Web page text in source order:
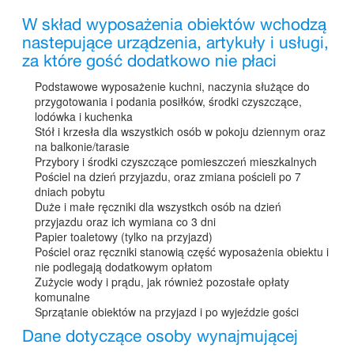
W skład wyposażenia obiektów wchodzą
nastepujące urządzenia, artykuły i usługi,
za które gość dodatkowo nie płaci
Podstawowe wyposażenie kuchni, naczynia służące do
przygotowania i podania posiłków, środki czyszczące,
lodówka i kuchenka
Stół i krzesła dla wszystkich osób w pokoju dziennym oraz
na balkonie/tarasie
Przybory i środki czyszczące pomieszczeń mieszkalnych
Pościel na dzień przyjazdu, oraz zmiana pościeli po 7
dniach pobytu
Duże i małe ręczniki dla wszystkch osób na dzień
przyjazdu oraz ich wymiana co 3 dni
Papier toaletowy (tylko na przyjazd)
Pościel oraz ręczniki stanowią część wyposażenia obiektu i
nie podlegają dodatkowym opłatom
Zużycie wody i prądu, jak również pozostałe opłaty
komunalne
Sprzątanie obiektów na przyjazd i po wyjeździe gości
Dane dotyczące osoby wynajmującej